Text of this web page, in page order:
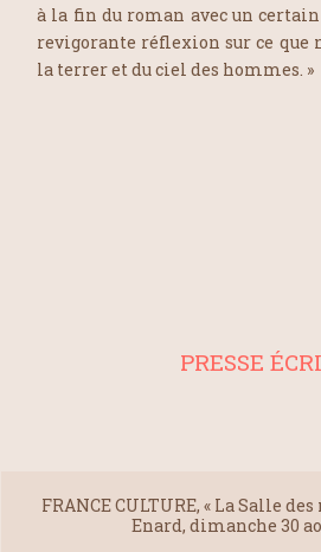
à la fin du roman avec un certain
revigorante réflexion sur ce que
la terrer et du ciel des hommes. »
PRESSE
FRANCE CULTURE, « La Salle
Enard, dimanche 30